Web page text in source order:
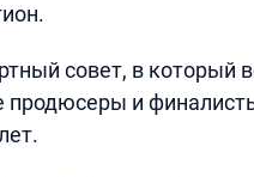
совет, в который
и